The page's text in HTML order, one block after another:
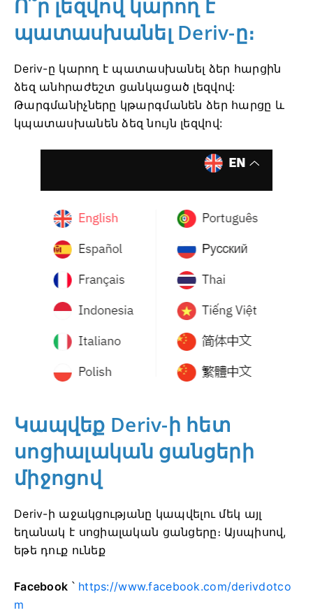
Ո՞ր լեզվով կարող է
պատասխանել Deriv-ը։
Deriv-ը կարող է պատասխանել ձեր հարցին
ձեզ անհրաժեշտ ցանկացած լեզվով:
Թարգմանիչները կթարգմանեն ձեր հարցը և
կպատասխանեն ձեզ նույն լեզվով:
Կապվեք Deriv-ի հետ
սոցիալական ցանցերի
միջոցով
Deriv-ի աջակցությանը կապվելու մեկ այլ
եղանակ է սոցիալական ցանցերը։ Այսպիսով,
եթե դուք ունեք
Facebook ՝ https://www.facebook.com/derivdotco
m